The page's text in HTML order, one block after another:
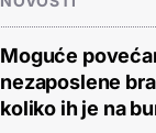
Moguće
nezaposlene
koliko ih je na